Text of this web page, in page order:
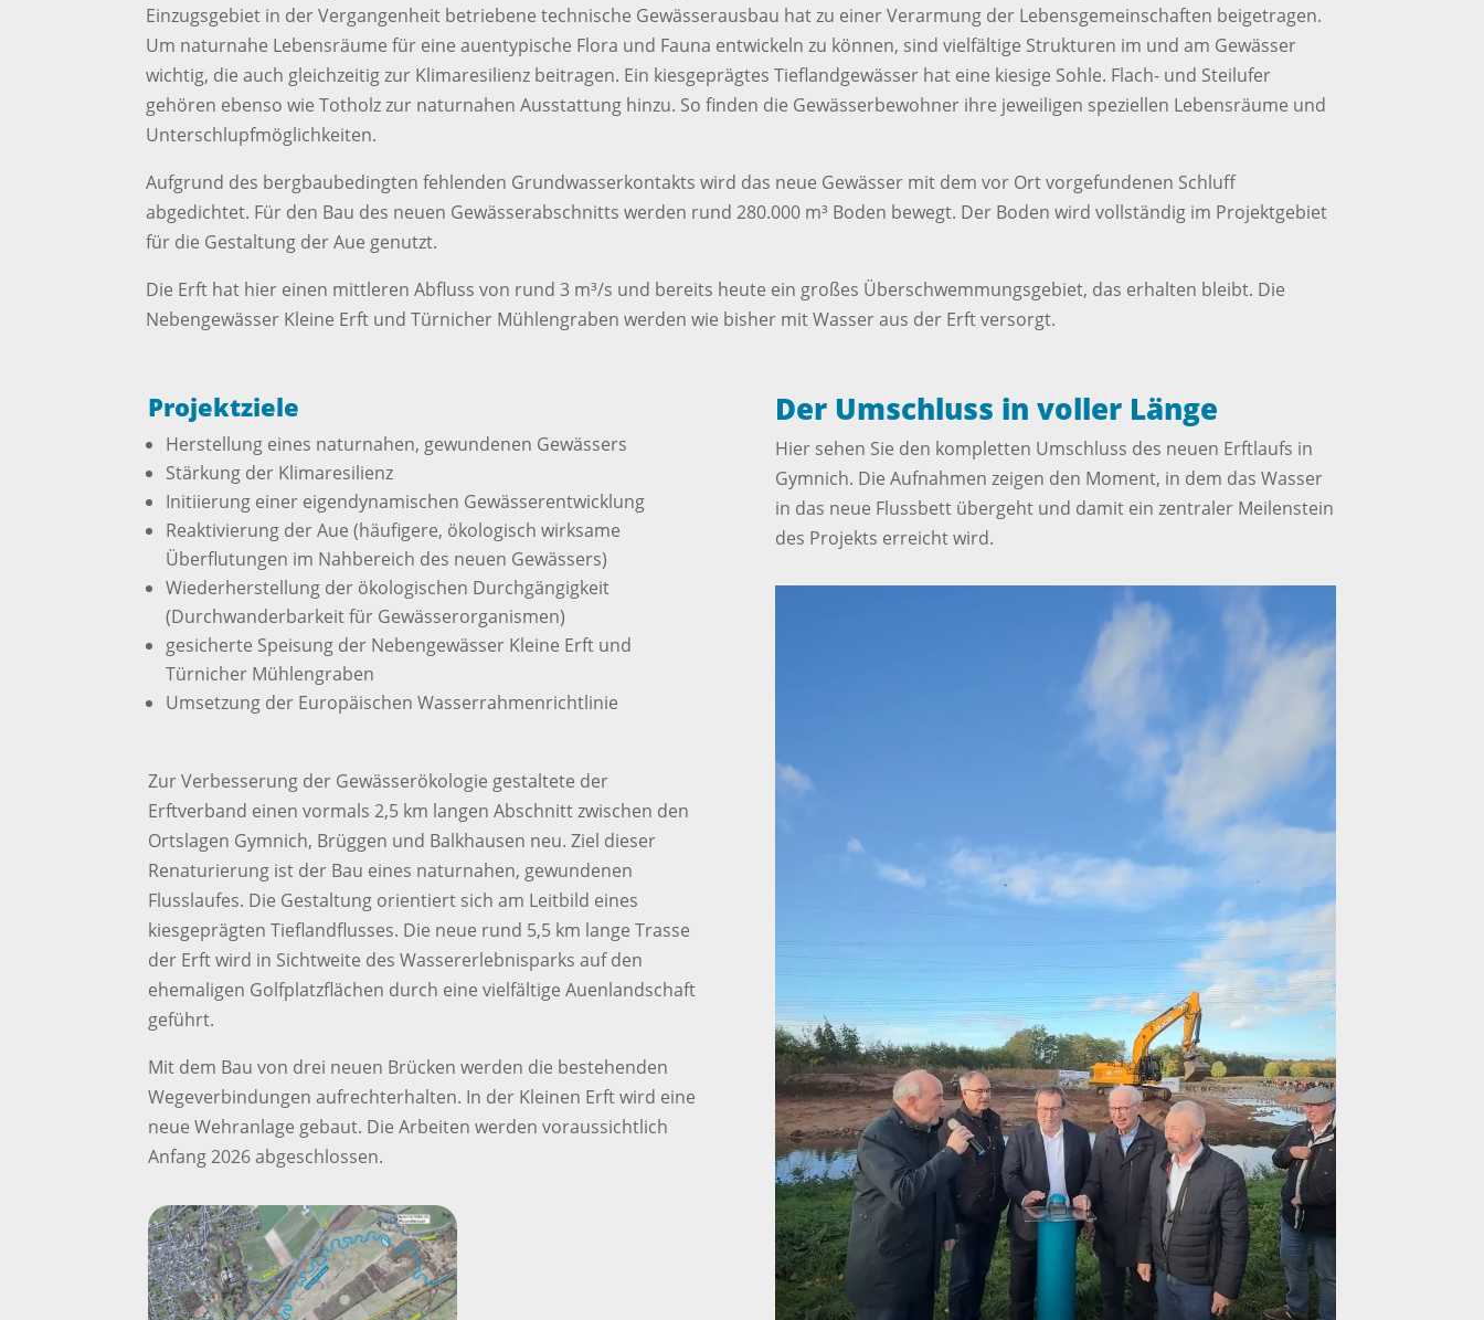
Einzugsgebiet in der Vergangenheit betriebene technische Gewässerausbau hat zu einer Verarmung der Lebensgemeinschaften beigetragen.
Um naturnahe Lebensräume für eine auentypische Flora und Fauna entwickeln zu können, sind vielfältige Strukturen im und am Gewässer
wichtig, die auch gleichzeitig zur Klimaresilienz beitragen. Ein kiesgeprägtes Tieflandgewässer hat eine kiesige Sohle. Flach- und Steilufer
gehören ebenso wie Totholz zur naturnahen Ausstattung hinzu. So finden die Gewässerbewohner ihre jeweiligen speziellen Lebensräume und
Unterschlupfmöglichkeiten.
Aufgrund des bergbaubedingten fehlenden Grundwasserkontakts wird das neue Gewässer mit dem vor Ort vorgefundenen Schluff
abgedichtet. Für den Bau des neuen Gewässerabschnitts werden rund 280.000 m³ Boden bewegt. Der Boden wird vollständig im Projektgebiet
für die Gestaltung der Aue genutzt.
Die Erft hat hier einen mittleren Abfluss von rund 3 m³/s und bereits heute ein großes Überschwemmungsgebiet, das erhalten bleibt. Die
Nebengewässer Kleine Erft und Türnicher Mühlengraben werden wie bisher mit Wasser aus der Erft versorgt.
Projektziele
Herstellung eines naturnahen, gewundenen Gewässers
Stärkung der Klimaresilienz
Initiierung einer eigendynamischen Gewässerentwicklung
Reaktivierung der Aue (häufigere, ökologisch wirksame
Überflutungen im Nahbereich des neuen Gewässers)
Wiederherstellung der ökologischen Durchgängigkeit
(Durchwanderbarkeit für Gewässerorganismen)
gesicherte Speisung der Nebengewässer Kleine Erft und
Türnicher Mühlengraben
Umsetzung der Europäischen Wasserrahmenrichtlinie
Zur Verbesserung der Gewässerökologie gestaltete der
Erftverband einen vormals 2,5 km langen Abschnitt zwischen den
Ortslagen Gymnich, Brüggen und Balkhausen neu. Ziel dieser
Renaturierung ist der Bau eines naturnahen, gewundenen
Flusslaufes. Die Gestaltung orientiert sich am Leitbild eines
kiesgeprägten Tieflandflusses. Die neue rund 5,5 km lange Trasse
der Erft wird in Sichtweite des Wassererlebnisparks auf den
ehemaligen Golfplatzflächen durch eine vielfältige Auenlandschaft
geführt.
Mit dem Bau von drei neuen Brücken werden die bestehenden
Wegeverbindungen aufrechterhalten. In der Kleinen Erft wird eine
neue Wehranlage gebaut. Die Arbeiten werden voraussichtlich
Anfang 2026 abgeschlossen.
Der Umschluss in voller Länge
Hier sehen Sie den kompletten Umschluss des neuen Erftlaufs in
Gymnich. Die Aufnahmen zeigen den Moment, in dem das Wasser
in das neue Flussbett übergeht und damit ein zentraler Meilenstein
des Projekts erreicht wird.